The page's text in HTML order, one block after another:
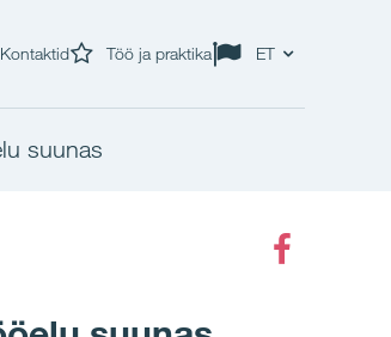
Kontaktid Töö ja praktika ET
suunas